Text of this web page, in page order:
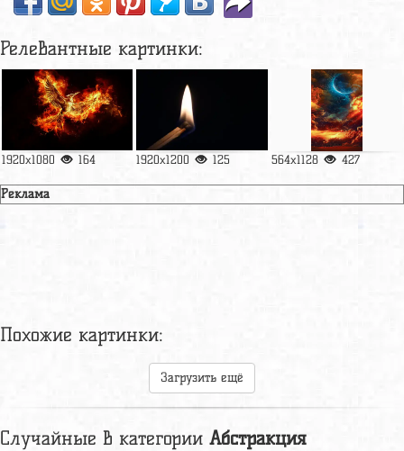
Релевантные картинки:
1920x1080 164 1920x1200 125 564x1128 427
Реклама
Похожие картинки:
Загрузить ещё
Случайные в категории Абстракция